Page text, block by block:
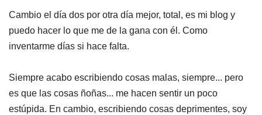
Cambio el día dos por otra día mejor, total, es mi blog y
puedo hacer lo que me de la gana con él. Como
inventarme días si hace falta.
Siempre acabo escribiendo cosas malas, siempre... pero
es que las cosas ñoñas... me hacen sentir un poco
estúpida. En cambio, escribiendo cosas deprimentes, soy